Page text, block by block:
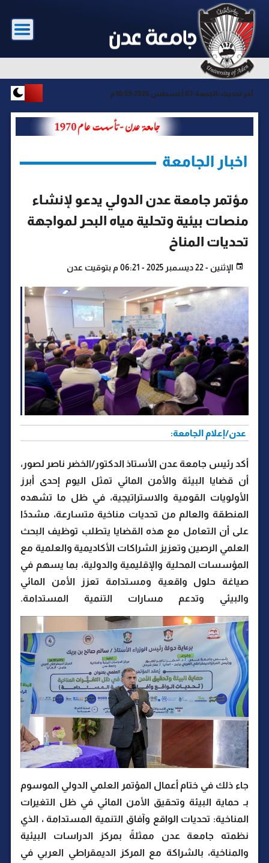
آخر تحديث : الجمعة-07 أغسطس 2026-10:59م
اخبار الجامعة
مؤتمر جامعة عدن الدولي يدعو لإنشاء
منصات بيئية وتحلية مياه البحر لمواجهة
تحديات المناخ
الإثنين - 22 ديسمبر 2025 - 06:21 م بتوقيت عدن
عدن/إعلام الجامعة:
أكد رئيس جامعة عدن الأستاذ الدكتور/الخضر ناصر لصور،
أن قضايا البيئة والأمن المائي تمثل اليوم إحدى أبرز
الأولويات القومية والاستراتيجية، في ظل ما تشهده
المنطقة والعالم من تحديات مناخية متسارعة، مشددًا
على أن التعامل مع هذه القضايا يتطلب توظيف البحث
العلمي الرصين وتعزيز الشراكات الأكاديمية والعلمية مع
المؤسسات المحلية والإقليمية والدولية، بما يسهم في
صياغة حلول واقعية ومستدامة تعزز الأمن المائي
والبيئي وتدعم مسارات التنمية المستدامة.
جاء ذلك في ختام أعمال المؤتمر العلمي الدولي الموسوم
بـ حماية البيئة وتحقيق الأمن المائي في ظل التغيرات
المناخية: تحديات الواقع وآفاق التنمية المستدامة ، الذي
نظمته جامعة عدن ممثلةً بمركز الدراسات البيئية
والمناخية، بالشراكة مع المركز الديمقراطي العربي في